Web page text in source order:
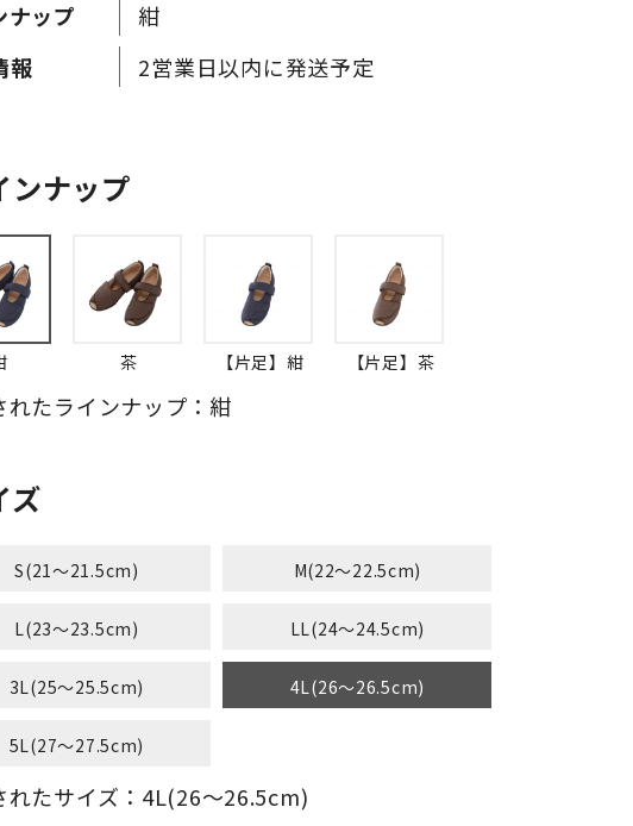
ナップ
紺
2営業日以内に発送予定
ンナップ
茶 【片足】紺 【片足】茶
れたラインナップ：紺
ズ
S(21～21.5cm) M(22～22.5cm)
L(23～23.5cm) LL(24～24.5cm)
3L(25～25.5cm) 4L(26～26.5cm)
5L(27～27.5cm)
れたサイズ：4L(26～26.5cm)